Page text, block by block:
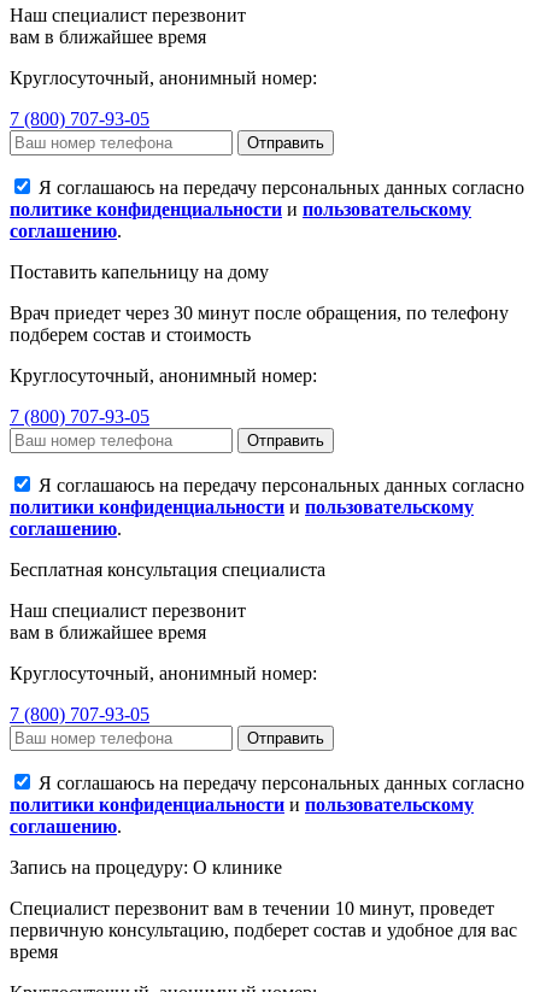
Наш специалист перезвонит
вам в ближайшее время
Круглосуточный, анонимный номер:
7 (800) 707-93-05
Отправить
Я соглашаюсь на передачу персональных данных согласно
политике конфиденциальности и пользовательскому
соглашению.
Поставить капельницу на дому
Врач приедет через 30 минут после обращения, по телефону
подберем состав и стоимость
Круглосуточный, анонимный номер:
7 (800) 707-93-05
Отправить
Я соглашаюсь на передачу персональных данных согласно
политики конфиденциальности и пользовательскому
соглашению.
Бесплатная консультация специалиста
Наш специалист перезвонит
вам в ближайшее время
Круглосуточный, анонимный номер:
7 (800) 707-93-05
Отправить
Я соглашаюсь на передачу персональных данных согласно
политики конфиденциальности и пользовательскому
соглашению.
Запись на процедуру: О клинике
Специалист перезвонит вам в течении 10 минут, проведет
первичную консультацию, подберет состав и удобное для вас
время